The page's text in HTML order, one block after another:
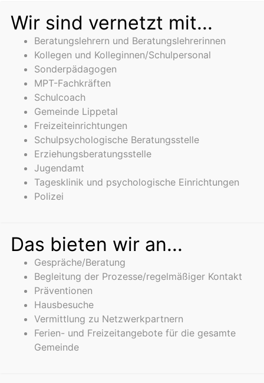
Wir sind vernetzt mit...
Beratungslehrern und Beratungslehrerinnen
Kollegen und Kolleginnen/Schulpersonal
Sonderpädagogen
MPT-Fachkräften
Schulcoach
Gemeinde Lippetal
Freizeiteinrichtungen
Schulpsychologische Beratungsstelle
Erziehungsberatungsstelle
Jugendamt
Tagesklinik und psychologische Einrichtungen
Polizei
Das bieten wir an...
Gespräche/Beratung
Begleitung der Prozesse/regelmäßiger Kontakt
Präventionen
Hausbesuche
Vermittlung zu Netzwerkpartnern
Ferien- und Freizeitangebote für die gesamte
Gemeinde